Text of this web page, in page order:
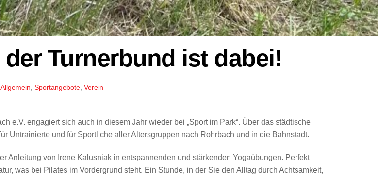
Turnerbund ist dabei!
Allgemein, Sportangebote, Verein
e.V. engagiert sich auch in diesem Jahr wieder bei „Sport im Park“. Über das städtische
Untrainierte und für Sportliche aller Altersgruppen nach Rohrbach und in die Bahnstadt.
Anleitung von Irene Kalusniak in entspannenden und stärkenden Yogaübungen. Perfekt
was bei Pilates im Vordergrund steht. Ein Stunde, in der Sie den Alltag durch Achtsamkeit,